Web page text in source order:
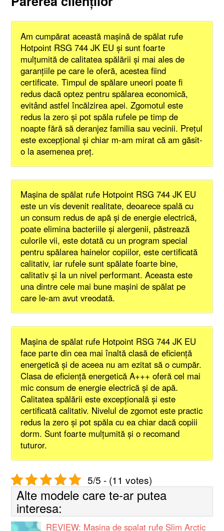
Am cumpărat această maşină de spălat rufe
Hotpoint RSG 744 JK EU şi sunt foarte
mulţumită de calitatea spălării şi mai ales de
garanţiile pe care le oferă, acestea fiind
certificate. Timpul de spălare uneori poate fi
redus dacă optez pentru spălarea economică,
evitând astfel încălzirea apei. Zgomotul este
redus la zero şi pot spăla rufele pe timp de
noapte fără să deranjez familia sau vecinii. Preţul
este excepţional şi chiar m-am mirat că am găsit-
o la asemenea preţ.
Maşina de spălat rufe Hotpoint RSG 744 JK EU
este un vis devenit realitate, deoarece spală cu
un consum redus de apă şi de energie electrică,
poate elimina bacteriile şi alergenii, păstrează
culorile vii, este dotată cu un program special
pentru spălarea hainelor copiilor, este certificată
calitativ, iar rufele sunt spălate foarte bine,
calitativ şi la un nivel performant. Aceasta este
una dintre cele mai bune maşini de spălat pe
care le-am avut vreodată.
Maşina de spălat rufe Hotpoint RSG 744 JK EU
face parte din cea mai înaltă clasă de eficienţă
energetică şi de aceea nu am ezitat să o cumpăr.
Clasa de eficienţă energetică A+++ oferă cel mai
mic consum de energie electrică şi de apă.
Calitatea spălării este excepţională şi este
certificată calitativ. Nivelul de zgomot este practic
redus la zero şi pot spăla cu ea chiar dacă copiii
dorm. Sunt foarte mulţumită şi o recomand
tuturor.
5/5 - (11 votes)
Alte modele care te-ar putea
interesa:
REVIEW: Masina de spalat rufe Slim Arctic